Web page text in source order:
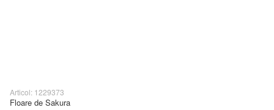
Articol: 1229373
Floare de Sakura